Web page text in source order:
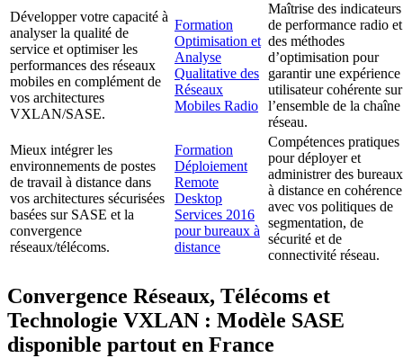
Développer votre capacité à
analyser la qualité de
service et optimiser les
performances des réseaux
mobiles en complément de
vos architectures
VXLAN/SASE.
Formation
Optimisation et
Analyse
Qualitative des
Réseaux
Mobiles Radio
Maîtrise des indicateurs
de performance radio et
des méthodes
d’optimisation pour
garantir une expérience
utilisateur cohérente sur
l’ensemble de la chaîne
réseau.
Mieux intégrer les
environnements de postes
de travail à distance dans
vos architectures sécurisées
basées sur SASE et la
convergence
réseaux/télécoms.
Formation
Déploiement
Remote
Desktop
Services 2016
pour bureaux à
distance
Compétences pratiques
pour déployer et
administrer des bureaux
à distance en cohérence
avec vos politiques de
segmentation, de
sécurité et de
connectivité réseau.
Convergence Réseaux, Télécoms et
Technologie VXLAN : Modèle SASE
disponible partout en France